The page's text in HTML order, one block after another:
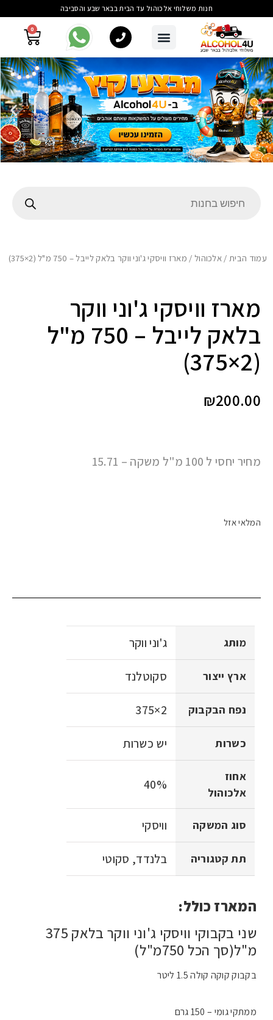
חנות משלוחי אלכוהול עד הבית בבאר שבע והסביבה
0
עמוד הבית/ אלכוהול / מארז וויסקי ג'וני ווקר בלאק לייבל – 750 מ"ל (2×375)
מארז וויסקי ג'וני ווקר
בלאק לייבל – 750 מ"ל
(2×375)
₪200.00
מחיר יחסי ל 100 מ"ל משקה – 15.71
המלאי אזל
מותג ג'וני ווקר
ארץ ייצור סקוטלנד
נפח הבקבוק 2×375
כשרות יש כשרות
אחוז
אלכוהול
40%
סוג המשקה וויסקי
תת קטגוריה בלנדד, סקוטי
המארז כולל:
שני בקבוקי וויסקי ג'וני ווקר בלאק 375
מ"ל(סך הכל 750מ"ל)
בקבוק קוקה קולה 1.5 ליטר
ממתקי גומי – 150 גרם